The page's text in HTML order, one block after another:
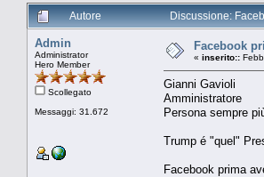
Autore
Discussione:
Admin
Administrator
Hero Member
Scollegato
Messaggi: 31.672
Facebook
« inserito::
Gianni Gavioli
Amministratore
Persona sempre
Trump é "quel"
Facebook prima